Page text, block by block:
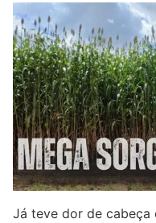
Já teve dor de cabeça